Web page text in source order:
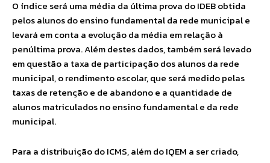
O índice será uma média da última prova do IDEB obtida
pelos alunos do ensino fundamental da rede municipal e
levará em conta a evolução da média em relação à
penúltima prova. Além destes dados, também será levado
em questão a taxa de participação dos alunos da rede
municipal, o rendimento escolar, que será medido pelas
taxas de retenção e de abandono e a quantidade de
alunos matriculados no ensino fundamental e da rede
municipal.
Para a distribuição do ICMS, além do IQEM a ser criado,